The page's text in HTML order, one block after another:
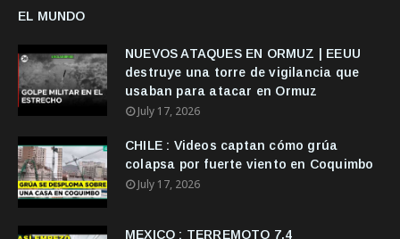
EL MUNDO
NUEVOS ATAQUES EN ORMUZ | EEUU
destruye una torre de vigilancia que
usaban para atacar en Ormuz
July 17, 2026
CHILE : Videos captan cómo grúa
colapsa por fuerte viento en Coquimbo
July 17, 2026
MEXICO : TERREMOTO 7.4